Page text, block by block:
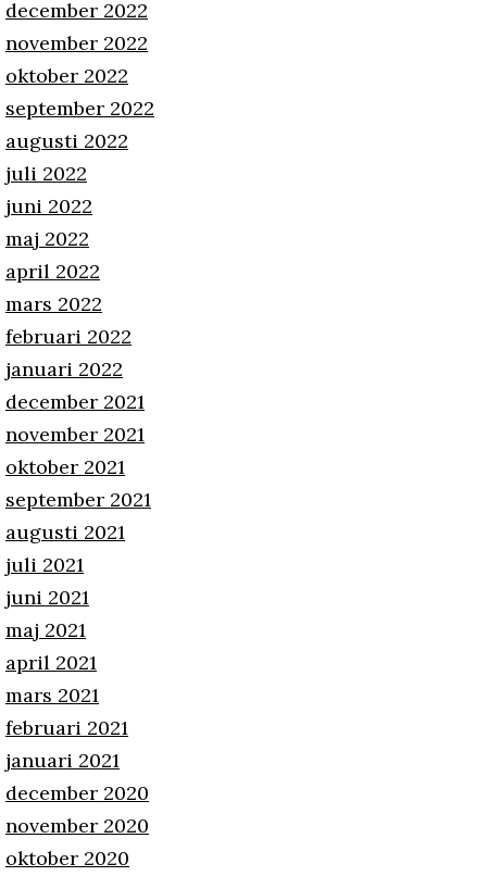
december 2022
november 2022
oktober 2022
september 2022
augusti 2022
juli 2022
juni 2022
maj 2022
april 2022
mars 2022
februari 2022
januari 2022
december 2021
november 2021
oktober 2021
september 2021
augusti 2021
juli 2021
juni 2021
maj 2021
april 2021
mars 2021
februari 2021
januari 2021
december 2020
november 2020
oktober 2020